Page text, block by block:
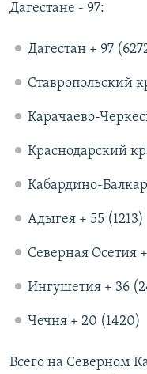
Дагестане - 97:
Дагестан + 97
Ставропольский
Карачаево-
Краснодарский
Кабардино-
Адыгея + 55 (1213)
Северная Осетия
Ингушетия + 36
Чечня + 20 (1420)
Всего на Северном